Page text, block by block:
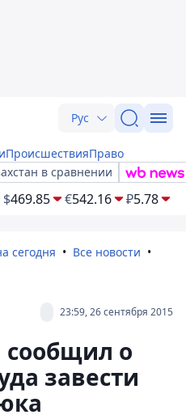
Рус
ПроисшествияПраво
в сравнении
$469.85 €542.16 ₽5.78
сегодня
Все новости
23:59, 26 сентября 2015
сообщил о
завести